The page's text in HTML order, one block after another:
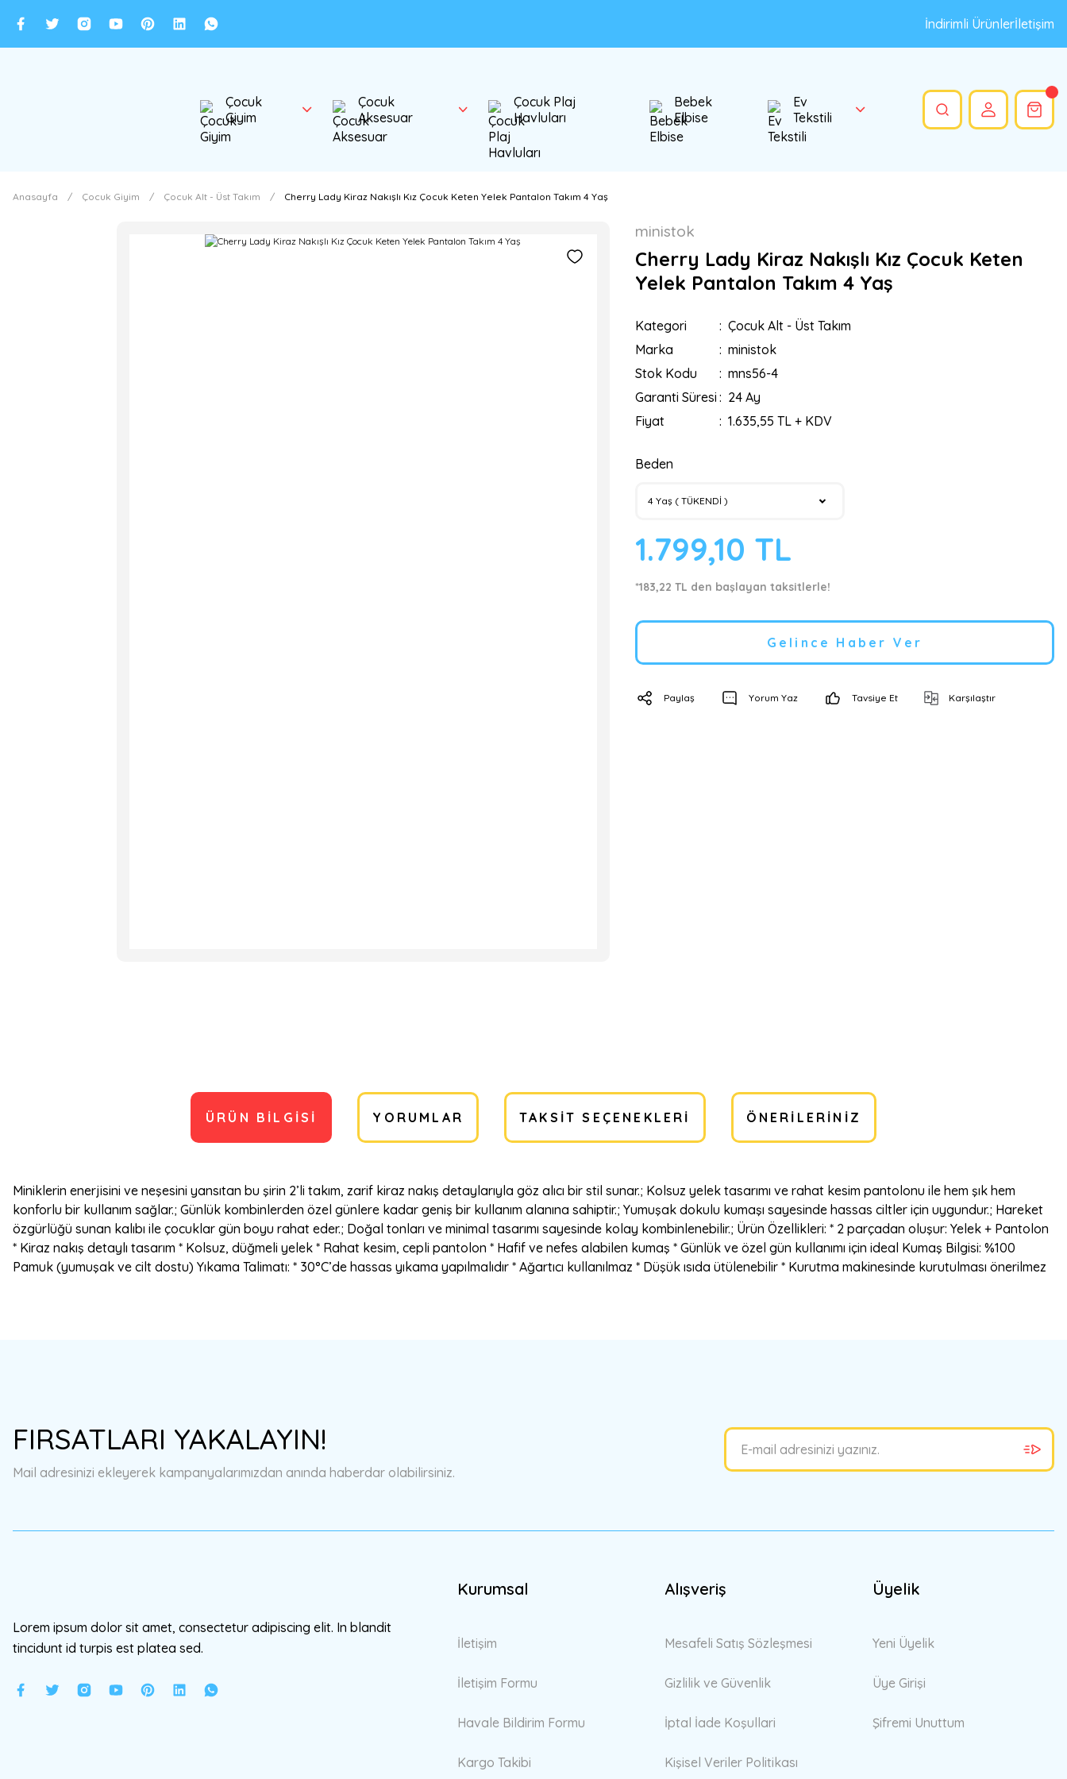
İndirimli Ürünlerİletişim
Çocuk
Giyim
Çocuk
Aksesuar
Çocuk Plaj
Havluları
Bebek
Elbise
Ev
Tekstili
Anasayfa Çocuk Giyim Çocuk Alt - Üst Takım Cherry Lady Kiraz Nakışlı Kız Çocuk Keten Yelek Pantalon Takım 4 Yaş
ministok
Cherry Lady Kiraz Nakışlı Kız Çocuk Keten
Yelek Pantalon Takım 4 Yaş
Kategori
Çocuk Alt - Üst Takım
Marka
ministok
Stok Kodu
mns56-4
Garanti Süresi
24 Ay
Fiyat
1.635,55 TL + KDV
Beden
1.799,10 TL
*183,22 TL den başlayan taksitlerle!
Gelince Haber Ver
Paylaş Yorum Yaz Tavsiye Et Karşılaştır
ÜRÜN BILGISI YORUMLAR TAKSIT SEÇENEKLERI ÖNERILERINIZ
Miniklerin enerjisini ve neşesini yansıtan bu şirin 2’li takım, zarif kiraz nakış detaylarıyla göz alıcı bir stil sunar.; Kolsuz yelek tasarımı ve rahat kesim pantolonu ile hem şık hem
konforlu bir kullanım sağlar.; Günlük kombinlerden özel günlere kadar geniş bir kullanım alanına sahiptir.; Yumuşak dokulu kumaşı sayesinde hassas ciltler için uygundur.; Hareket
özgürlüğü sunan kalıbı ile çocuklar gün boyu rahat eder.; Doğal tonları ve minimal tasarımı sayesinde kolay kombinlenebilir.; Ürün Özellikleri: * 2 parçadan oluşur: Yelek + Pantolon
* Kiraz nakış detaylı tasarım * Kolsuz, düğmeli yelek * Rahat kesim, cepli pantolon * Hafif ve nefes alabilen kumaş * Günlük ve özel gün kullanımı için ideal Kumaş Bilgisi: %100
Pamuk (yumuşak ve cilt dostu) Yıkama Talimatı: * 30°C’de hassas yıkama yapılmalıdır * Ağartıcı kullanılmaz * Düşük ısıda ütülenebilir * Kurutma makinesinde kurutulması önerilmez
Ürün açıklamasında eksik bilgiler bulunuyor.
Ürün fiyatı diğer sitelerden daha pahalı.
FIRSATLARI YAKALAYIN!
Mail adresinizi ekleyerek kampanyalarımızdan anında haberdar olabilirsiniz.
Lorem ipsum dolor sit amet, consectetur adipiscing elit. In blandit
tincidunt id turpis est platea sed.
Kurumsal
İletişim
İletişim Formu
Havale Bildirim Formu
Kargo Takibi
Alışveriş
Mesafeli Satış Sözleşmesi
Gizlilik ve Güvenlik
İptal İade Koşullari
Kişisel Veriler Politikası
Üyelik
Yeni Üyelik
Üye Girişi
Şifremi Unuttum